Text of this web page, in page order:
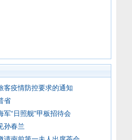
客疫情防控要求的通知
省
军“日照舰”甲板招待会
孙春兰